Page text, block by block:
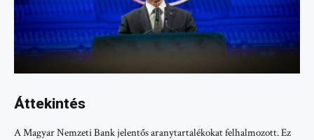
Áttekintés
A Magyar Nemzeti Bank jelentős aranytartalékokat felhalmozott. Ez